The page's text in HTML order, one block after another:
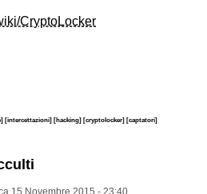
CryptoLocker
[intercettazioni] [hacking] [cryptolocker] [captatori]
15 Novembre 2015 - 23:40